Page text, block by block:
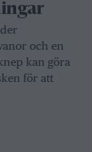
och en
kan göra
för att